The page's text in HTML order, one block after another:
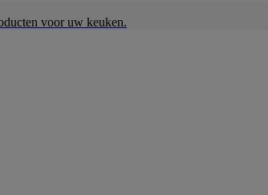
voor uw keuken.